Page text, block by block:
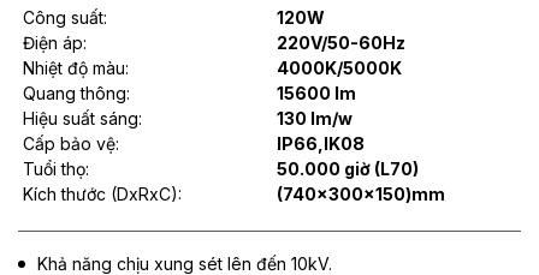
Công suất:
120W
Điện áp:
220V/50-60Hz
Nhiệt độ màu:
4000K/5000K
Quang thông:
15600 lm
Hiệu suất sáng:
130 lm/w
Cấp bảo vệ:
IP66,IK08
Tuổi thọ:
50.000 giờ (L70)
Kích thước (DxRxC):
(740x300x150)mm
Khả năng chịu xung sét lên đến 10kV.